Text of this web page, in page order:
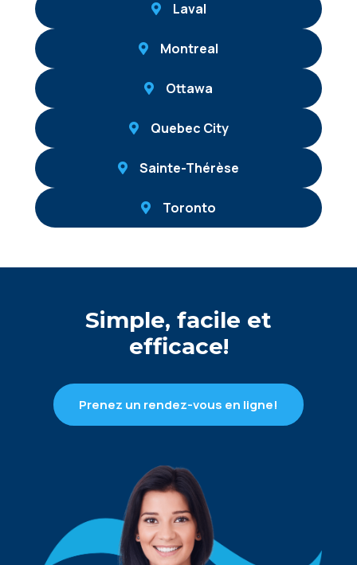
Laval
Montreal
Ottawa
Quebec City
Sainte-Thérèse
Toronto
Simple, facile et
efficace!
Prenez un rendez-vous en ligne!